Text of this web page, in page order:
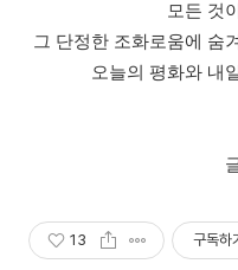
모든 것
그 단정한 조화로움에 숨
오늘의 평화와 내
13 구독하